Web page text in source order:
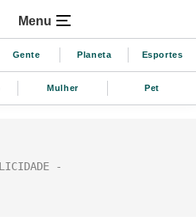
Menu
Gente Planeta Esportes
Mulher Pet